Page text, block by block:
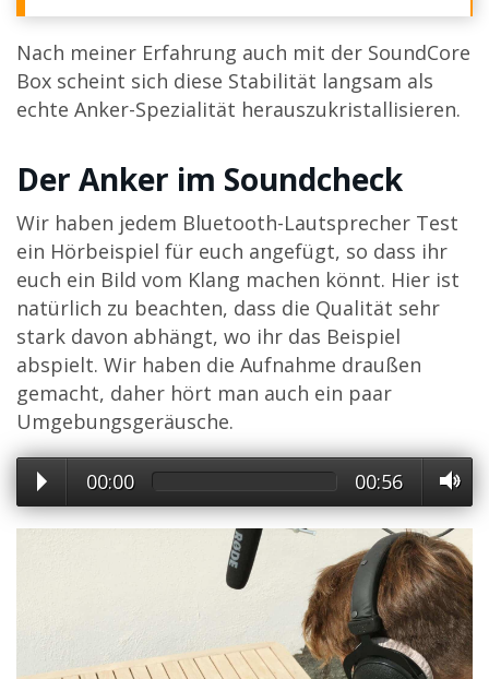
Nach meiner Erfahrung auch mit der SoundCore
Box scheint sich diese Stabilität langsam als
echte Anker-Spezialität herauszukristallisieren.
Der Anker im Soundcheck
Wir haben jedem Bluetooth-Lautsprecher Test
ein Hörbeispiel für euch angefügt, so dass ihr
euch ein Bild vom Klang machen könnt. Hier ist
natürlich zu beachten, dass die Qualität sehr
stark davon abhängt, wo ihr das Beispiel
abspielt. Wir haben die Aufnahme draußen
gemacht, daher hört man auch ein paar
Umgebungsgeräusche.
00:00 00:56